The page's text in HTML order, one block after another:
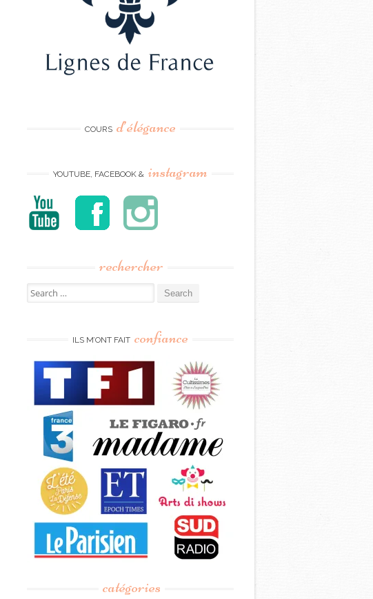
COURS d’élégance
YOUTUBE, FACEBOOK & instagram
rechercher
Search
for:
ILS M’ONT FAIT confiance
catégories